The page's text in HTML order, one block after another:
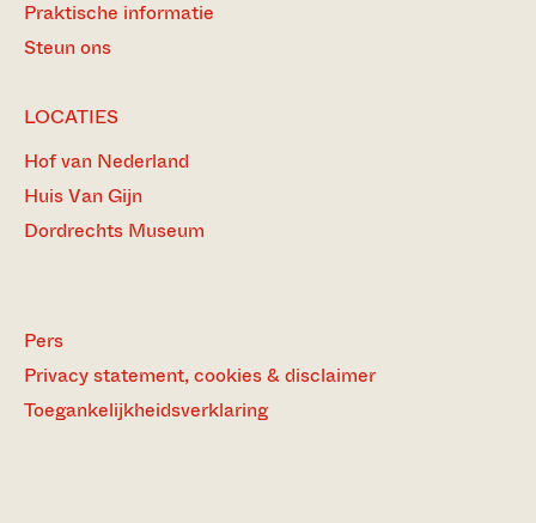
Praktische informatie
Steun ons
LOCATIES
Hof van Nederland
Huis Van Gijn
Dordrechts Museum
Pers
Privacy statement, cookies & disclaimer
Toegankelijkheidsverklaring